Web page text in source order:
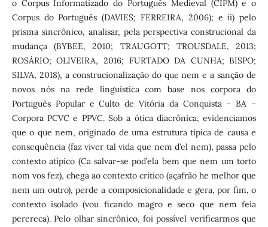
o Corpus Informatizado do Português Medieval (CIPM) e o
Corpus do Português (DAVIES; FERREIRA, 2006); e ii) pelo
prisma sincrônico, analisar, pela perspectiva construcional da
mudança (BYBEE, 2010; TRAUGOTT; TROUSDALE, 2013;
ROSÁRIO; OLIVEIRA, 2016; FURTADO DA CUNHA; BISPO;
SILVA, 2018), a construcionalização do que nem e a sanção de
novos nós na rede linguística com base nos corpora do
Português Popular e Culto de Vitória da Conquista – BA –
Corpora PCVC e PPVC. Sob a ótica diacrônica, evidenciamos
que o que nem, originado de uma estrutura típica de causa e
consequência (faz viver tal vida que nem d’el nem), passa pelo
contexto atípico (Ca salvar-se pod’ela bem que nem um torto
nom vos fez), chega ao contexto crítico (açafrão he melhor que
nem um outro), perde a composicionalidade e gera, por fim, o
contexto isolado (vou ficando magro e seco que nem feia
perereca). Pelo olhar sincrônico, foi possível verificarmos que